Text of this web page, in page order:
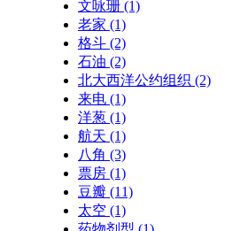
文咏珊 (1)
老家 (1)
格斗 (2)
石油 (2)
北大西洋公约组织 (2)
来电 (1)
洋葱 (1)
航天 (1)
八角 (3)
票房 (1)
豆瓣 (11)
太空 (1)